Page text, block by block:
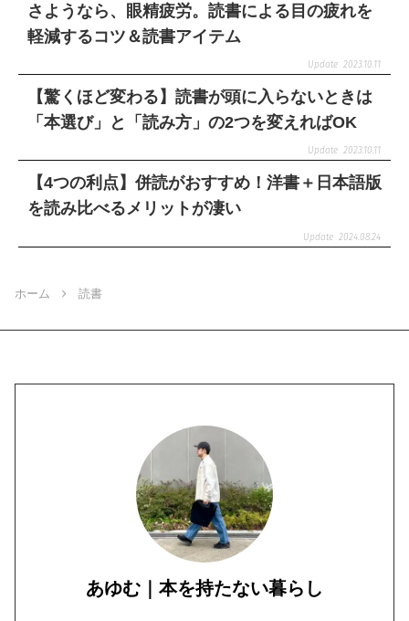
さようなら、眼精疲労。読書による目の疲れを
軽減するコツ＆読書アイテム
2023.10.11
【驚くほど変わる】読書が頭に入らないときは
「本選び」と「読み方」の2つを変えればOK
2023.10.11
【4つの利点】併読がおすすめ！洋書＋日本語版
を読み比べるメリットが凄い
2024.08.24
ホーム 読書
あゆむ｜本を持たない暮らし